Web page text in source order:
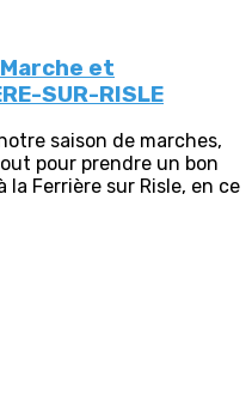
et
SUR-RISLE
saison de marches,
pour prendre un bon
la Ferrière sur Risle, en ce